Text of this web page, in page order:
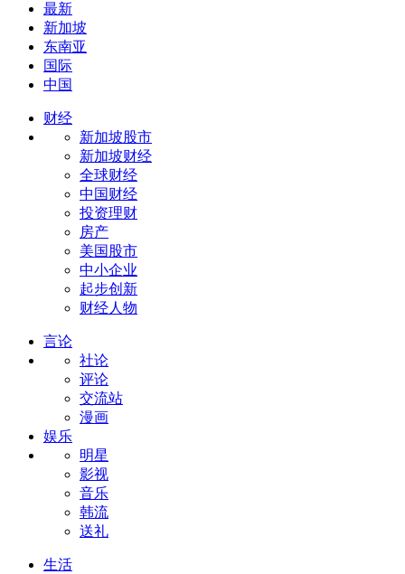
最新
新加坡
东南亚
国际
中国
财经
新加坡股市
新加坡财经
全球财经
中国财经
投资理财
房产
美国股市
中小企业
起步创新
财经人物
言论
社论
评论
交流站
漫画
娱乐
明星
影视
音乐
韩流
送礼
生活